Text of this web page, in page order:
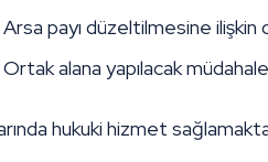
Arsa payı düzeltilmesine ilişkin
Ortak alana yapılacak
hukuki hizmet